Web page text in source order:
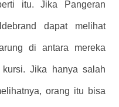
itu. Jika Pangeran
dapat melihat
di antara mereka
kursi. Jika hanya salah
orang itu bisa